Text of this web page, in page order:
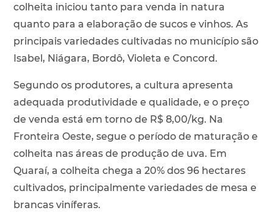
colheita iniciou tanto para venda in natura
quanto para a elaboração de sucos e vinhos. As
principais variedades cultivadas no município são
Isabel, Niágara, Bordô, Violeta e Concord.
Segundo os produtores, a cultura apresenta
adequada produtividade e qualidade, e o preço
de venda está em torno de R$ 8,00/kg. Na
Fronteira Oeste, segue o período de maturação e
colheita nas áreas de produção de uva. Em
Quaraí, a colheita chega a 20% dos 96 hectares
cultivados, principalmente variedades de mesa e
brancas viníferas.